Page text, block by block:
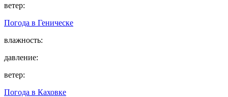
ветер:
Погода в Геническе
влажность:
давление:
ветер:
Погода в Каховке